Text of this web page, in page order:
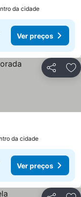
da cidade
Ver preços
Partilhar
da cidade
Ver preços